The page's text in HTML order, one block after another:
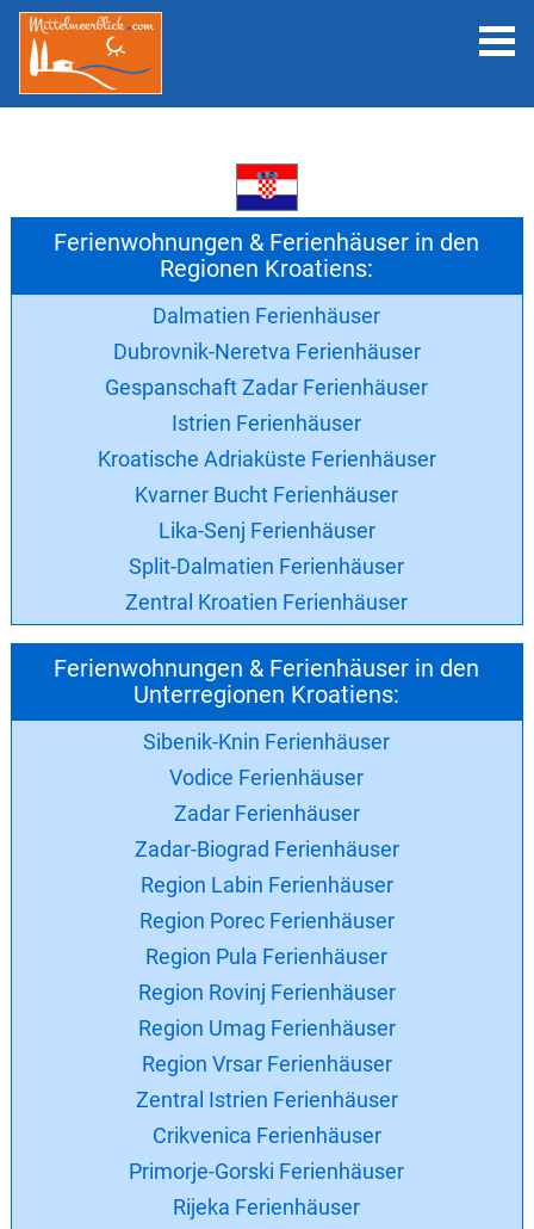
Ferienwohnungen & Ferienhäuser in den
Regionen Kroatiens:
Dalmatien Ferienhäuser
Dubrovnik-Neretva Ferienhäuser
Gespanschaft Zadar Ferienhäuser
Istrien Ferienhäuser
Kroatische Adriaküste Ferienhäuser
Kvarner Bucht Ferienhäuser
Lika-Senj Ferienhäuser
Split-Dalmatien Ferienhäuser
Zentral Kroatien Ferienhäuser
Ferienwohnungen & Ferienhäuser in den
Unterregionen Kroatiens:
Sibenik-Knin Ferienhäuser
Vodice Ferienhäuser
Zadar Ferienhäuser
Zadar-Biograd Ferienhäuser
Region Labin Ferienhäuser
Region Porec Ferienhäuser
Region Pula Ferienhäuser
Region Rovinj Ferienhäuser
Region Umag Ferienhäuser
Region Vrsar Ferienhäuser
Zentral Istrien Ferienhäuser
Crikvenica Ferienhäuser
Primorje-Gorski Ferienhäuser
Rijeka Ferienhäuser